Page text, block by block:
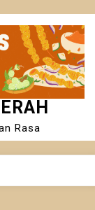
Rasa